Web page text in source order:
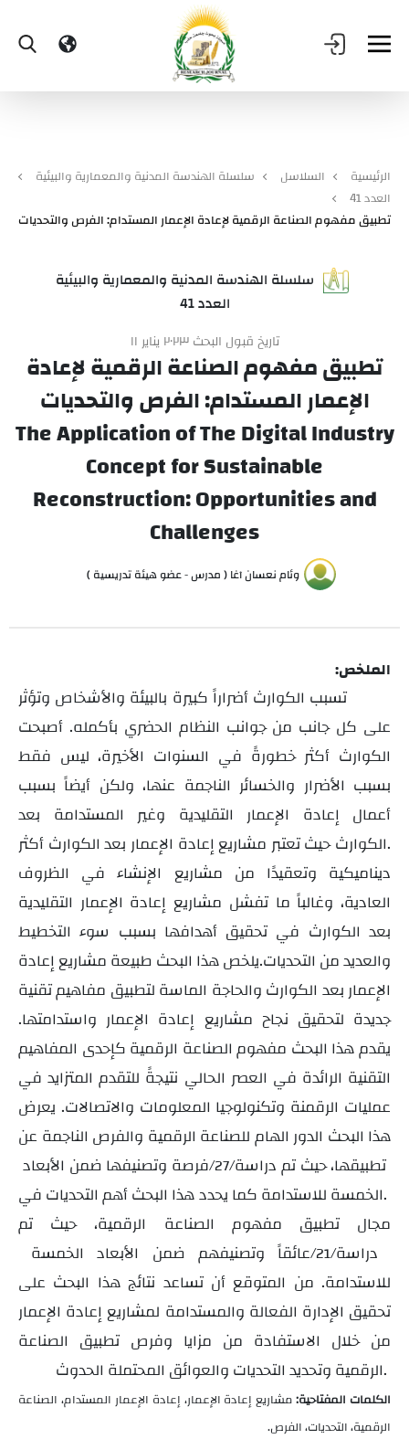
الرئيسية السلاسل
سلسلة الهندسة المدنية والمعمارية والبيئية
العدد 41
تطبيق مفهوم الصناعة الرقمية لإعادة الإعمار المستدام: الفرص والتحديات
سلسلة الهندسة المدنية والمعمارية والبيئية
العدد 41
تاريخ قبول البحث ٢٠٢٣ يناير ١١
تطبيق مفهوم الصناعة الرقمية لإعادة
الإعمار المستدام: الفرص والتحديات
The Application of The Digital Industry
Concept for Sustainable
Reconstruction: Opportunities and
Challenges
وئام نعسان آغا ( مدرس - عضو هيئة تدريسية )
الملخص:
تسبب الكوارث أضراراً كبيرة بالبيئة والأشخاص وتؤثر
على كل جانب من جوانب النظام الحضري بأكمله. أصبحت
الكوارث أكثر خطورةً في السنوات الأخيرة، ليس فقط
بسبب الأضرار والخسائر الناجمة عنها، ولكن أيضاً بسبب
أعمال إعادة الإعمار التقليدية وغير المستدامة بعد
الكوارث.
حيث
تعتبر مشاريع إعادة الإعمار بعد الكوارث أكثر
ديناميكية وتعقيدًا من مشاريع الإنشاء في الظروف
العادية، وغالباً ما تفشل مشاريع إعادة الإعمار التقليدية
بعد الكوارث في تحقيق أهدافها بسبب سوء التخطيط
والعديد من التحديات.يلخص هذا البحث طبيعة مشاريع إعادة
الإعمار بعد الكوارث والحاجة الماسة لتطبيق مفاهيم تقنية
جديدة لتحقيق نجاح مشاريع إعادة الإعمار واستدامتها.
يقدم هذا البحث مفهوم الصناعة الرقمية كإحدى المفاهيم
التقنية الرائدة في العصر الحالي نتيجةً للتقدم المتزايد في
عمليات الرقمنة وتكنولوجيا المعلومات والاتصالات. يعرض
هذا البحث الدور الهام للصناعة الرقمية والفرص الناجمة عن
/27/
الخمسة للاستدامة.
كما يحدد هذا البحث أهم التحديات في
مجال تطبيق مفهوم الصناعة الرقمية، حيث تم
/21/
للاستدامة. من المتوقع أن تساعد نتائج هذا البحث على
تحقيق الإدارة الفعالة والمستدامة لمشاريع إعادة الإعمار
من خلال الاستفادة من مزايا وفرص تطبيق الصناعة
الرقمية وتحديد التحديات والعوائق المحتملة الحدوث.
الكلمات المفتاحية:مشاريع إعادة الإعمار، إعادة الإعمار المستدام، الصناعة
الرقمية، التحديات، الفرص.